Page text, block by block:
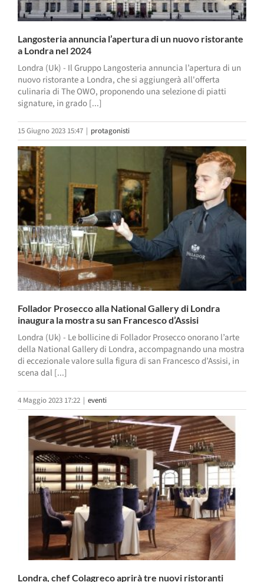
Langosteria annuncia l’apertura di un nuovo ristorante
a Londra nel 2024
Londra (Uk) - Il Gruppo Langosteria annuncia l’apertura di un
nuovo ristorante a Londra, che si aggiungerà all'offerta
culinaria di The OWO, proponendo una selezione di piatti
signature, in grado [...]
15 Giugno 2023 15:47 | protagonisti
Follador Prosecco alla National Gallery di Londra
inaugura la mostra su san Francesco d’Assisi
Londra (Uk) - Le bollicine di Follador Prosecco onorano l’arte
della National Gallery di Londra, accompagnando una mostra
di eccezionale valore sulla figura di san Francesco d’Assisi, in
scena dal [...]
4 Maggio 2023 17:22 | eventi
Londra, chef Colagreco aprirà tre nuovi ristoranti